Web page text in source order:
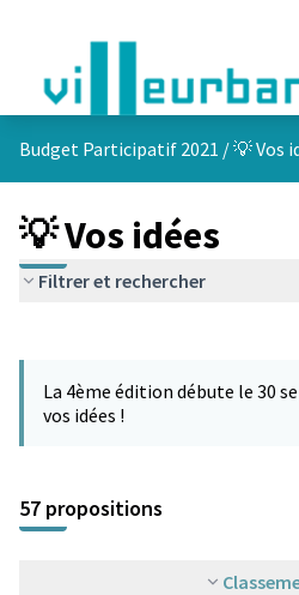
Budget Participatif 2021 /💡 Vos
💡 Vos idées
Filtrer et rechercher
La 4ème édition débute le 30
vos idées !
57 propositions